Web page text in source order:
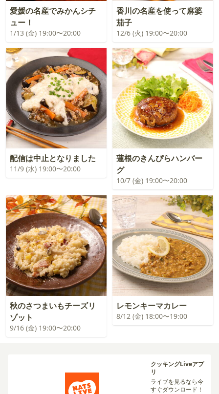
愛媛の名産でみかんシチ
ュー！
1/13 (金) 19:00〜20:00
香川の名産を使って麻婆
茄子
12/6 (火) 19:00〜20:00
配信は中止となりました
11/9 (水) 19:00〜20:00
蓮根のきんぴらハンバー
グ
10/7 (金) 19:00〜20:00
秋のさつまいもチーズリ
ゾット
9/16 (金) 19:00〜20:00
レモンキーマカレー
8/12 (金) 18:00〜19:00
クッキングLiveアプ
リ
ライブを見るなら今
すぐダウンロード！